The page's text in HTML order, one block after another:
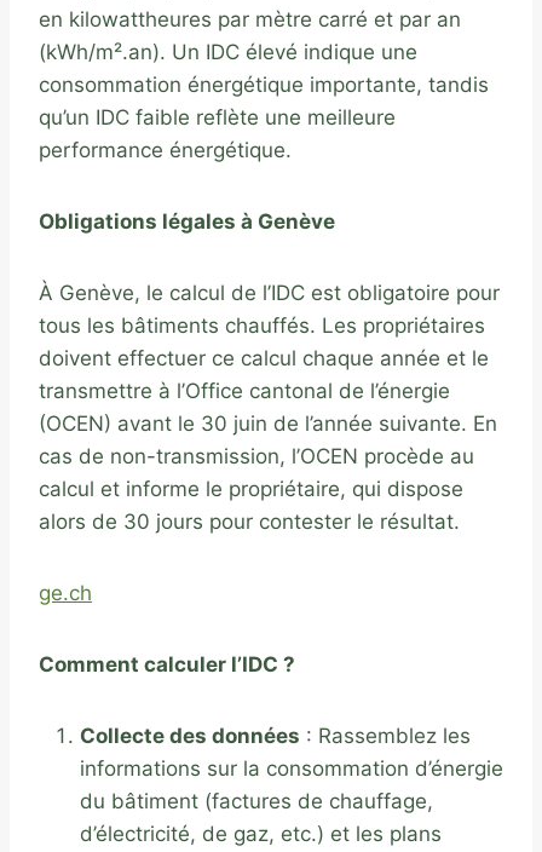
en kilowattheures par mètre carré et par an
(kWh/m².an). Un IDC élevé indique une
consommation énergétique importante, tandis
qu’un IDC faible reflète une meilleure
performance énergétique.
Obligations légales à Genève
À Genève, le calcul de l’IDC est obligatoire pour
tous les bâtiments chauffés. Les propriétaires
doivent effectuer ce calcul chaque année et le
transmettre à l’Office cantonal de l’énergie
(OCEN) avant le 30 juin de l’année suivante. En
cas de non-transmission, l’OCEN procède au
calcul et informe le propriétaire, qui dispose
alors de 30 jours pour contester le résultat.
ge.ch
Comment calculer l’IDC ?
Collecte des données : Rassemblez les
informations sur la consommation d’énergie
du bâtiment (factures de chauffage,
d’électricité, de gaz, etc.) et les plans